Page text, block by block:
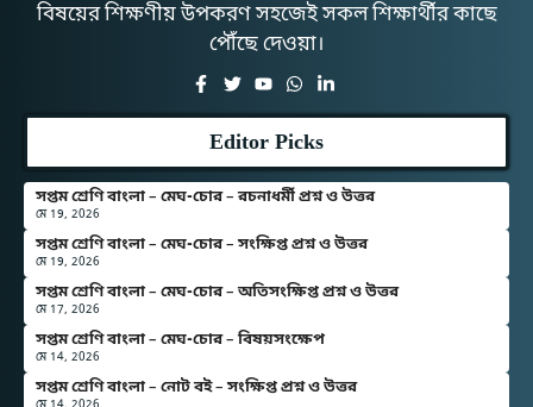
বিষয়ের শিক্ষণীয় উপকরণ সহজেই সকল শিক্ষার্থীর কাছে
পৌঁছে দেওয়া।
Editor Picks
সপ্তম শ্রেণি বাংলা – মেঘ-চোর – রচনাধর্মী প্রশ্ন ও উত্তর
মে 19, 2026
সপ্তম শ্রেণি বাংলা – মেঘ-চোর – সংক্ষিপ্ত প্রশ্ন ও উত্তর
মে 19, 2026
সপ্তম শ্রেণি বাংলা – মেঘ-চোর – অতিসংক্ষিপ্ত প্রশ্ন ও উত্তর
মে 17, 2026
সপ্তম শ্রেণি বাংলা – মেঘ-চোর – বিষয়সংক্ষেপ
মে 14, 2026
সপ্তম শ্রেণি বাংলা – নোট বই – সংক্ষিপ্ত প্রশ্ন ও উত্তর